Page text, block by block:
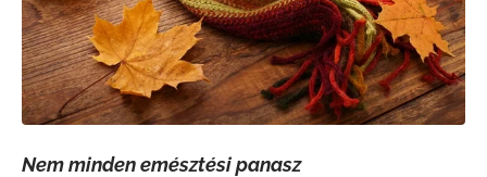
Nem minden emésztési panasz